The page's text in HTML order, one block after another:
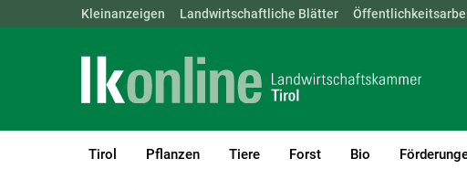
Landwirtschaftskammern: ÖSTERREICH BGLD KTN NÖ
Kleinanzeigen Landwirtschaftliche Blätter
Tirol Pflanzen Tiere Forst Bio